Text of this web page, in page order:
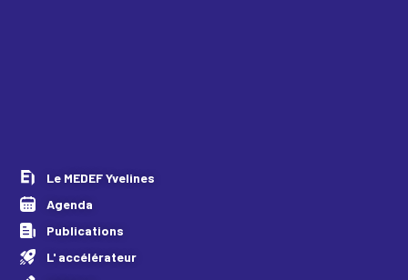
Le MEDEF Yvelines
Agenda
Publications
L' accélérateur